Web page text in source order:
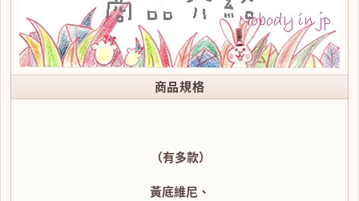
商品規格
（有多款）
黃底維尼、